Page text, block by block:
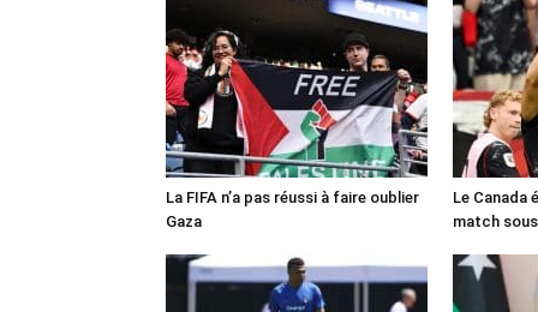
La FIFA n’a pas réussi à faire oublier
Gaza
Le Canada
match